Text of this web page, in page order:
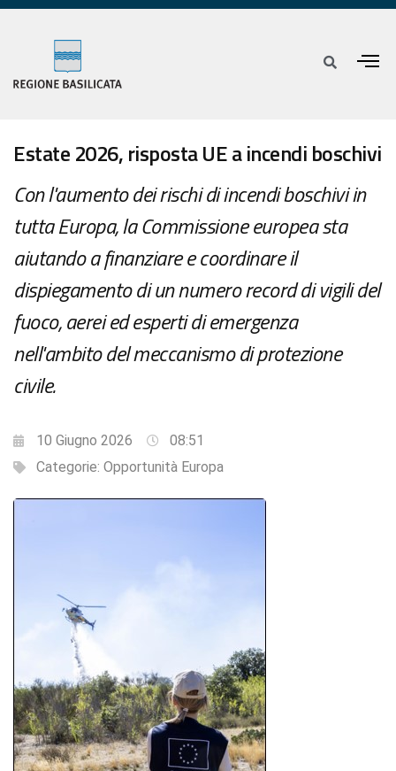
Estate 2026, risposta UE a incendi boschivi
Con l'aumento dei rischi di incendi boschivi in
tutta Europa, la Commissione europea sta
aiutando a finanziare e coordinare il
dispiegamento di un numero record di vigili del
fuoco, aerei ed esperti di emergenza
nell'ambito del meccanismo di protezione
civile.
10 Giugno 2026
08:51
Categorie: Opportunità Europa